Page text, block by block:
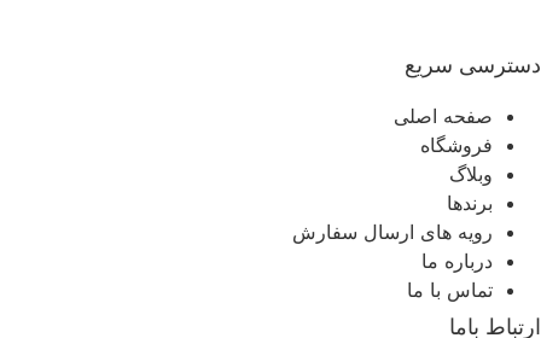
دسترسی سریع
صفحه اصلی
فروشگاه
وبلاگ
برندها
رویه های ارسال سفارش
درباره ما
تماس با ما
ارتباط باما